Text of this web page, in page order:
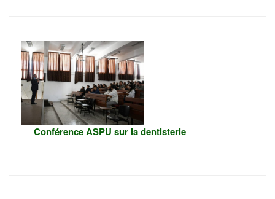
Conférence ASPU sur la dentisterie